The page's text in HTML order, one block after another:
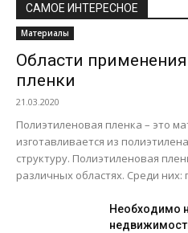
САМОЕ ИНТЕРЕСНОЕ
Материалы
Области
пленки
21.03.2020
Полиэтиленовая пленка – это
изготавливается из
структуру. Полиэтиленовая
различных областях. Среди
Необходимо